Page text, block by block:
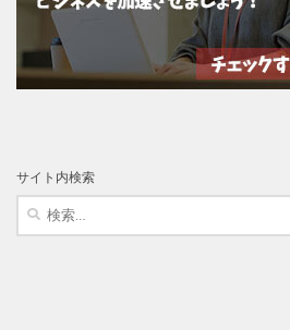
サイト内検索